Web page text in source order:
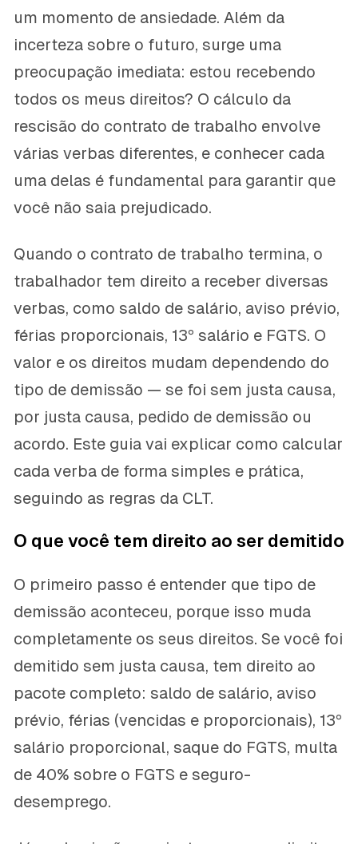
um momento de ansiedade. Além da
incerteza sobre o futuro, surge uma
preocupação imediata: estou recebendo
todos os meus direitos? O cálculo da
rescisão do contrato de trabalho envolve
várias verbas diferentes, e conhecer cada
uma delas é fundamental para garantir que
você não saia prejudicado.
Quando o contrato de trabalho termina, o
trabalhador tem direito a receber diversas
verbas, como saldo de salário, aviso prévio,
férias proporcionais, 13º salário e FGTS. O
valor e os direitos mudam dependendo do
tipo de demissão — se foi sem justa causa,
por justa causa, pedido de demissão ou
acordo. Este guia vai explicar como calcular
cada verba de forma simples e prática,
seguindo as regras da CLT.
O que você tem direito ao ser demitido
O primeiro passo é entender que tipo de
demissão aconteceu, porque isso muda
completamente os seus direitos. Se você foi
demitido sem justa causa, tem direito ao
pacote completo: saldo de salário, aviso
prévio, férias (vencidas e proporcionais), 13º
salário proporcional, saque do FGTS, multa
de 40% sobre o FGTS e seguro-
desemprego.